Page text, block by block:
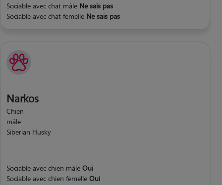
Sociable avec chat mâle Ne sais pas
Sociable avec chat femelle Ne sais pas
Narkos
Chien
mâle
Siberian Husky
Sociable avec chien mâle Oui
Sociable avec chien femelle Oui